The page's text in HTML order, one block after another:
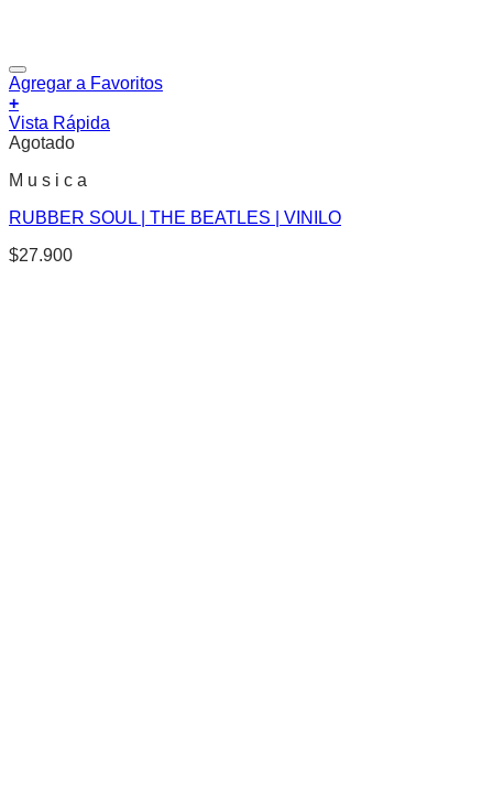
Agregar a Favoritos
+
Vista Rápida
Agotado
M u s i c a
RUBBER SOUL | THE BEATLES | VINILO
$27.900